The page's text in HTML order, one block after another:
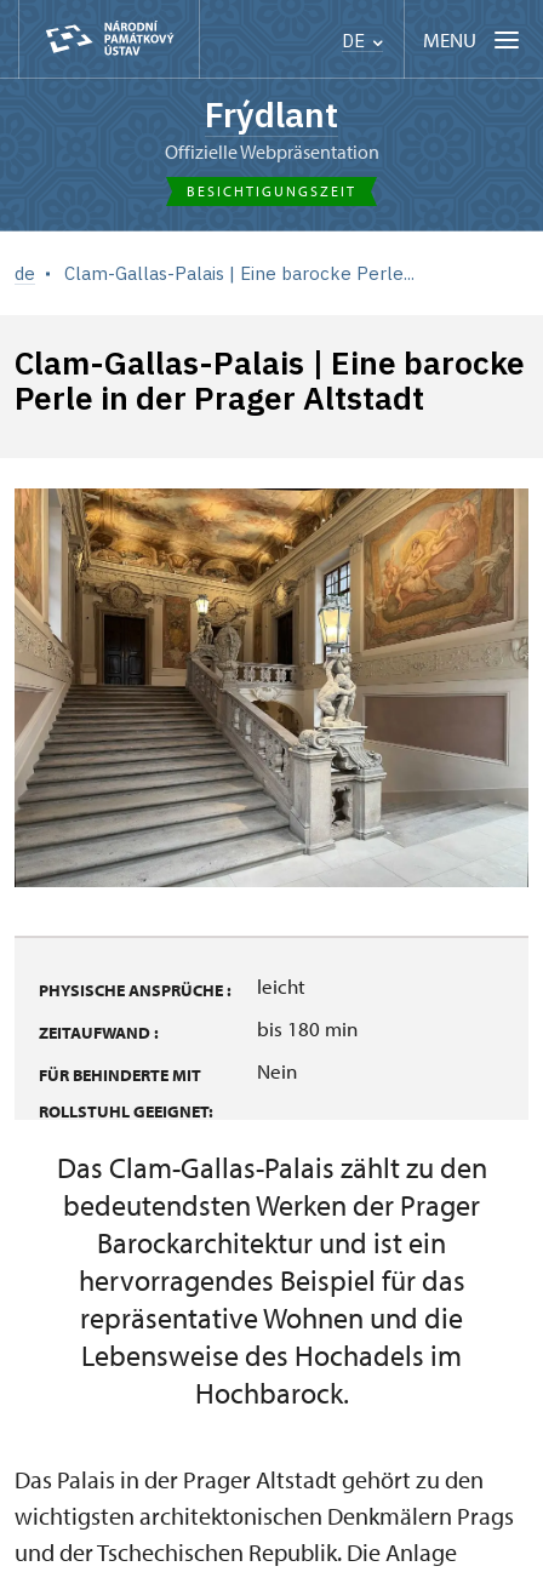
DE MENU
Frýdlant
offizielle Webpräsentation
BESICHTIGUNGSZEIT
de Clam-Gallas-Palais | Eine barocke Perle...
Clam-Gallas-Palais | Eine barocke
Perle in der Prager Altstadt
PHYSISCHE ANSPRÜCHE : leicht
ZEITAUFWAND : bis 180 min
FÜR BEHINDERTE MIT
ROLLSTUHL GEEIGNET:
Nein
Das Clam-Gallas-Palais zählt zu den
bedeutendsten Werken der Prager
Barockarchitektur und ist ein
hervorragendes Beispiel für das
repräsentative Wohnen und die
Lebensweise des Hochadels im
Hochbarock.
Das Palais in der Prager Altstadt gehört zu den
wichtigsten architektonischen Denkmälern Prags
und der Tschechischen Republik. Die Anlage